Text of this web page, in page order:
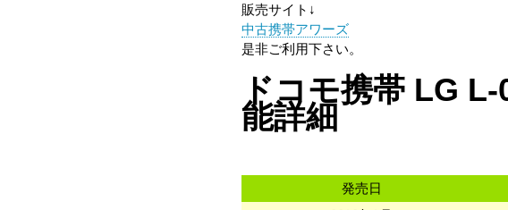
販売サイト↓
中古携帯アワーズ
是非ご利用下さい。
ドコモ携帯 LG
能詳細
発売日